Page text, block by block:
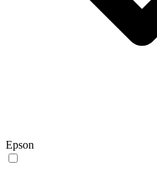
Epson